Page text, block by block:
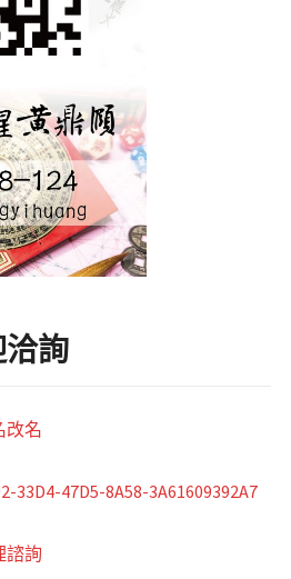
詢
改名
33D4-47D5-8A58-3A61609392A7
諮詢